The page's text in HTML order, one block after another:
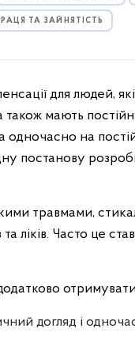
ТА ЗАЙНЯТІСТЬ
для людей,
також мають
одночасно на
постанову
травмами,
ліків. Часто це
догляд і